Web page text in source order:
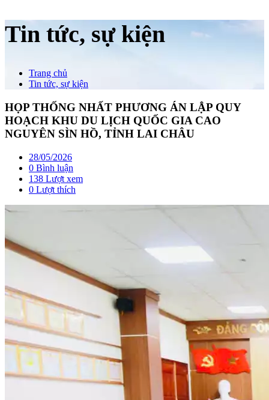
Tin tức, sự kiện
Trang chủ
Tin tức, sự kiện
HỌP THỐNG NHẤT PHƯƠNG ÁN LẬP QUY
HOẠCH KHU DU LỊCH QUỐC GIA CAO
NGUYÊN SÌN HỒ, TỈNH LAI CHÂU
28/05/2026
0 Bình luận
138 Lượt xem
0 Lượt thích